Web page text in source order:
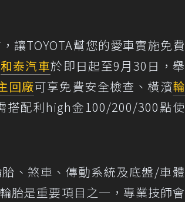
讓TOYOTA幫您的愛車實施免費
和泰汽車於即日起至9月30日，舉
回廠可享免費安全檢查、橫濱輪
搭配利high金100/200/300點使
、煞車、傳動系統及底盤/車體
胎是重要項目之一，專業技師會